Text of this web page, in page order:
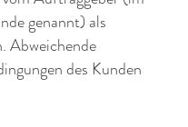
genannt) als
Abweichende
des Kunden